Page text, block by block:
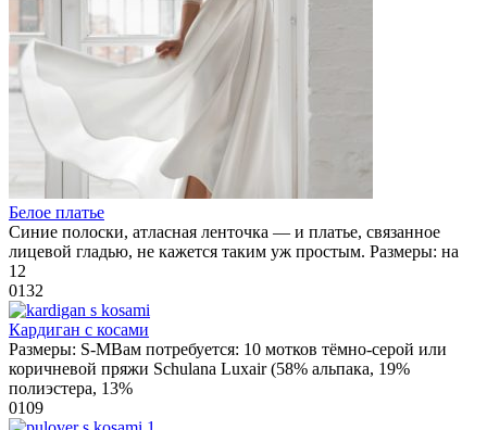
Белое платье
Синие полоски, атласная ленточка — и платье, связанное
лицевой гладью, не кажется таким уж простым. Размеры: на
12
0132
Кардиган с косами
Размеры: S-MВам потребуется: 10 мотков тёмно-серой или
коричневой пряжи Schulana Luxair (58% альпака, 19%
полиэстера, 13%
0109